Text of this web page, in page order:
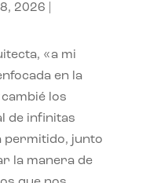
2026
«a mi
en la
los
de infinitas
permitido, junto
la manera de